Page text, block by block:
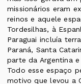
missionários eram
reinos e aquele
Tordesilhas, à
Paraguai incluía
Paraná, Santa
parte da Argentina
Todo esse espaço
motivo que levou a